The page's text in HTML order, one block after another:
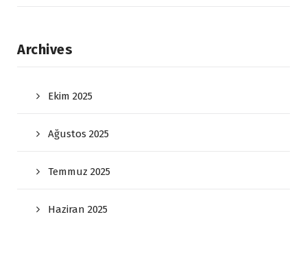
Archives
Ekim 2025
Ağustos 2025
Temmuz 2025
Haziran 2025